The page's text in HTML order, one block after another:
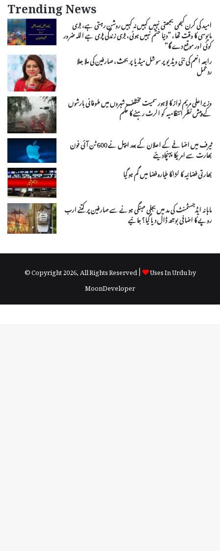
Trending News
امید کی کرن کبھی بجھتی نہیں کہیں نہ کہیں روشن رہتی ہے، بڑی
مایوسی کا وقت تھا، ”دنیا ختم نہیں ہوئی، بڑی زندگی پڑی ہے اللہ ضرور
کوئی اور موقع دے گا“
رابعہ انعم کی نئی ویڈیو پر سوشل میڈیا پر بحث، صارفین کی ملا جلا
ردعمل
وزیراعلی مریم نواز کا لاہور سمیت مختلف شہروں میں طوفانی بارشوں
کے پیش نظر انتظامیہ کو الرٹ رہنے کا حکم
ٹیرف میں اضافے کے اعلان کے بعد ایپل نے 600 ٹن آئی فون
بھارت سے امریکا پہنچادیئے
بھارتی فضائیہ کا لڑاکا طیارہ فضا میں گم ہو گیا
ماہانہ ایڈجسٹمنٹ کی مد میں بجلی مہنگی ہونے سے صارفین پر کتنے ارب
روپے کا اضافی بوجھ ڈال دیا گیا؟ جانیے
© Copyright 2026, All Rights Reserved |
Uses In Urdu by
MoonDeveloper